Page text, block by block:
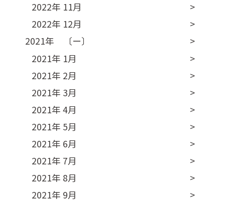
2022年 11月
2022年 12月
2021年 〔ー〕
2021年 1月
2021年 2月
2021年 3月
2021年 4月
2021年 5月
2021年 6月
2021年 7月
2021年 8月
2021年 9月